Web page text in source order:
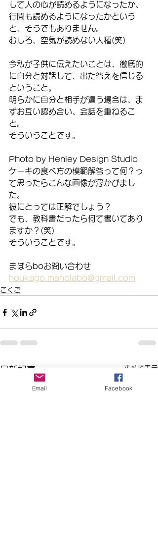
して人の心が読めるようになったか、
行間も読めるようになったかという
と、そうでもありません。
むしろ、空気が読めない人種(笑)
今私が子供に伝えたいことは、徹底的
に自分と対話して、出た答えを信じる
ということ。
明らかに自分と相手が違う場合は、ま
ずお互い認め合い、会話を重ねるこ
と。
そういうことです。
Photo by Henley Design Studio
ケーキの食べ方の模範解答って何？っ
て思ったらこんな画像が浮かびまし
た。
彼にとっては正解でしょう？
でも、教科書だったら何て書いてあり
ますか？(笑)
そういうことです。
まほらboお問い合わせ
houkago.maholabo@gmail.com
こくご
最新記事 すべて表示
Email Facebook